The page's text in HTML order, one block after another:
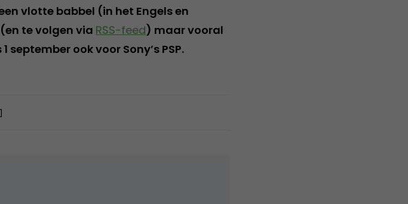
vlotte babbel (in het Engels en
te volgen via RSS-feed) maar vooral
ook voor Sony’s PSP.